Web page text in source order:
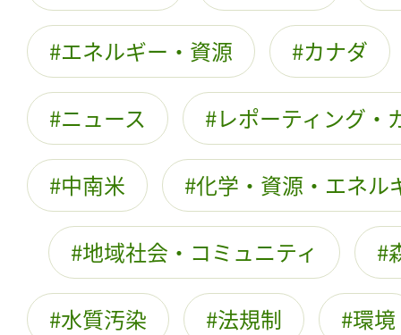
エネルギー・資源 カナダ
ニュース レポーティング・
中南米 化学・資源・エネル
地域社会・コミュニティ
水質汚染 法規制 環境